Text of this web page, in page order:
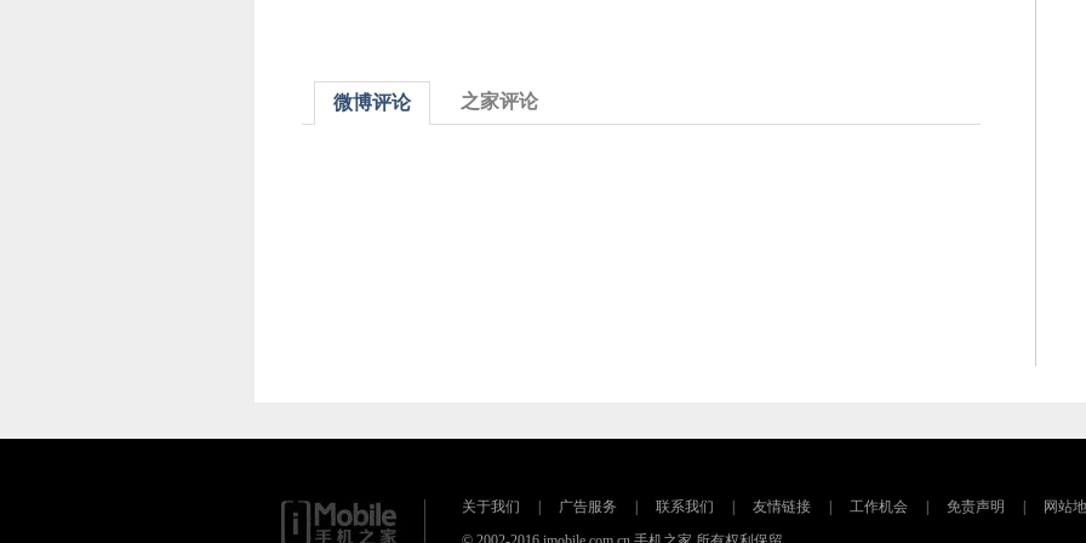
微博评论 之家评论
关于我们 广告服务 联系我们 友情链接 工作机会 免责声明 网站